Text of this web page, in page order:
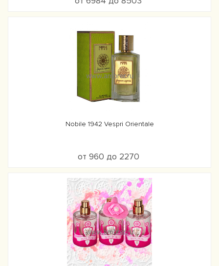
Nobile 1942 Vespri Orientale
от 960 до 2270